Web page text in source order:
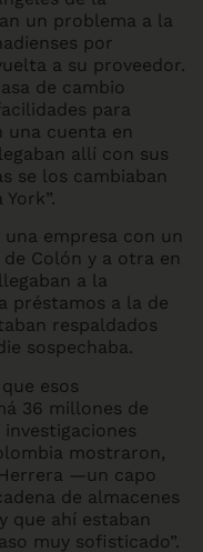
un problema a la
por
a su proveedor.
de cambio
para
una cuenta en
allí con sus
se los cambiaban
empresa con un
Colón y a otra en
a la
préstamos a la de
respaldados
sospechaba.
esos
36 millones de
investigaciones
mostraron,
—un capo
de almacenes
que ahí estaban
muy sofisticado”.